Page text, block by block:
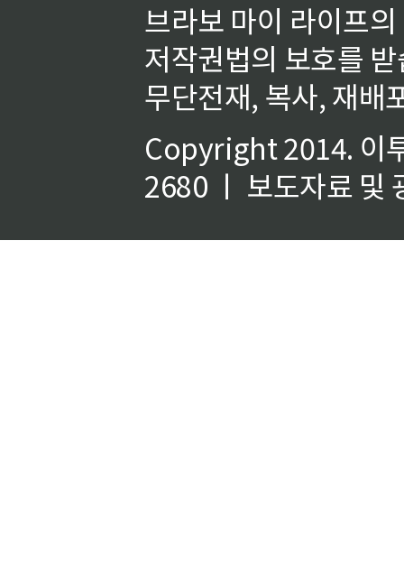
브라보 마이 라이프
저작권법의 보호를
무단전재, 복사, 재배
Copyright 2014. 이
2680 ㅣ 보도자료